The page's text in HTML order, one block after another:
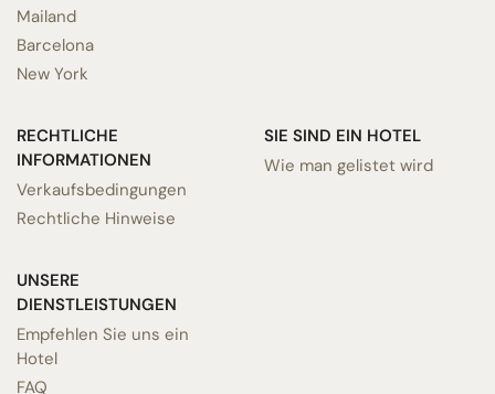
Mailand
Barcelona
New York
RECHTLICHE
INFORMATIONEN
Verkaufsbedingungen
Rechtliche Hinweise
UNSERE
DIENSTLEISTUNGEN
Empfehlen Sie uns ein
Hotel
FAQ
SIE SIND EIN HOTEL
Wie man gelistet wird